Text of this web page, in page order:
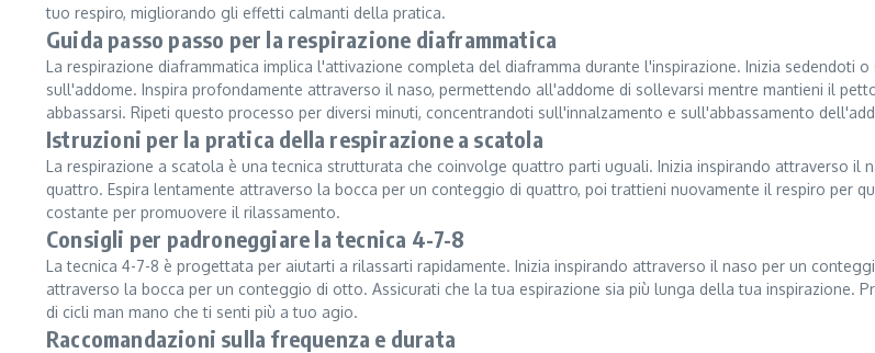
tuo respiro, migliorando gli effetti calmanti della pratica.
Guida passo passo per la respirazione diaframmatica
La respirazione diaframmatica implica l'attivazione completa del diaframma durante l'inspirazione. Inizia sedendoti
sull'addome. Inspira profondamente attraverso il naso, permettendo all'addome di sollevarsi mentre mantieni il
abbassarsi. Ripeti questo processo per diversi minuti, concentrandoti sull'innalzamento e sull'abbassamento
Istruzioni per la pratica della respirazione a scatola
La respirazione a scatola è una tecnica strutturata che coinvolge quattro parti uguali. Inizia inspirando attraverso
quattro. Espira lentamente attraverso la bocca per un conteggio di quattro, poi trattieni nuovamente il respiro per
costante per promuovere il rilassamento.
Consigli per padroneggiare la tecnica 4-7-8
La tecnica 4-7-8 è progettata per aiutarti a rilassarti rapidamente. Inizia inspirando attraverso il naso per un
attraverso la bocca per un conteggio di otto. Assicurati che la tua espirazione sia più lunga della tua inspirazione.
di cicli man mano che ti senti più a tuo agio.
Raccomandazioni sulla frequenza e durata